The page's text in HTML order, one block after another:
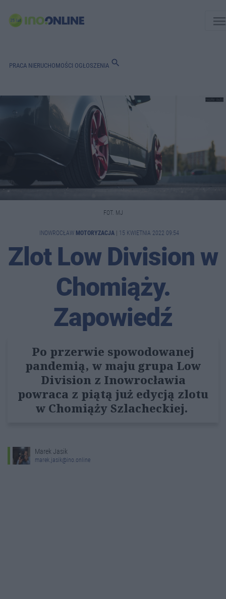
PRACA NIERUCHOMOŚCI OGŁOSZENIA search
FOT. MJ
INOWROCŁAW MOTORYZACJA 15 KWIETNIA 2022 09:54
Zlot Low Division w
Chomiąży.
Zapowiedź
Po przerwie spowodowanej
pandemią, w maju grupa Low
Division z Inowrocławia
powraca z piątą już edycją zlotu
w Chomiąży Szlacheckiej.
Marek Jasik
marek.jasik@ino.online